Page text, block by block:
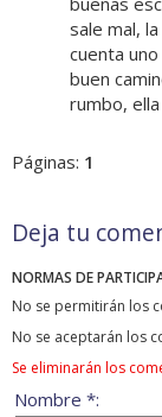
sale mal,
cuenta
buen
rumbo,
Páginas: 1
Deja tu
NORMAS DE
No se permitirán los
No se aceptarán los
Se eliminarán los
Nombre *: